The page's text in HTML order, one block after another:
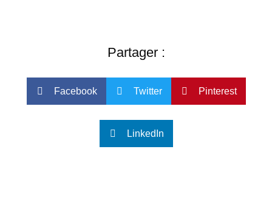
Partager :
Facebook Twitter Pinterest
LinkedIn